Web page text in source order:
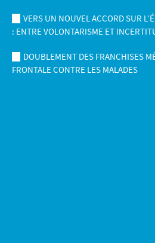
VERS UN NOUVEL ACCORD SUR
: ENTRE VOLONTARISME ET
DOUBLEMENT DES FRANCHISES
FRONTALE CONTRE LES MALADES